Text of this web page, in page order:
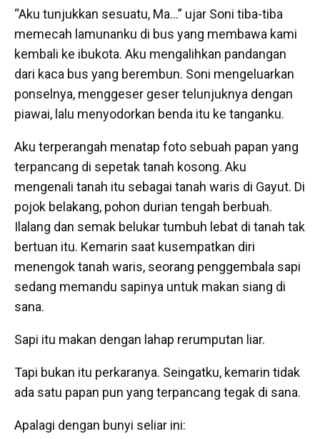
“Aku tunjukkan sesuatu, Ma…” ujar Soni tiba-tiba
memecah lamunanku di bus yang membawa kami
kembali ke ibukota. Aku mengalihkan pandangan
dari kaca bus yang berembun. Soni mengeluarkan
ponselnya, menggeser geser telunjuknya dengan
piawai, lalu menyodorkan benda itu ke tanganku.
Aku terperangah menatap foto sebuah papan yang
terpancang di sepetak tanah kosong. Aku
mengenali tanah itu sebagai tanah waris di Gayut. Di
pojok belakang, pohon durian tengah berbuah.
Ilalang dan semak belukar tumbuh lebat di tanah tak
bertuan itu. Kemarin saat kusempatkan diri
menengok tanah waris, seorang penggembala sapi
sedang memandu sapinya untuk makan siang di
sana.
Sapi itu makan dengan lahap rerumputan liar.
Tapi bukan itu perkaranya. Seingatku, kemarin tidak
ada satu papan pun yang terpancang tegak di sana.
Apalagi dengan bunyi seliar ini: